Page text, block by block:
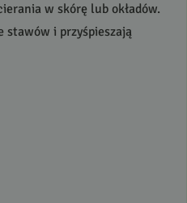
w skórę lub okładów.
stawów i przyśpieszają